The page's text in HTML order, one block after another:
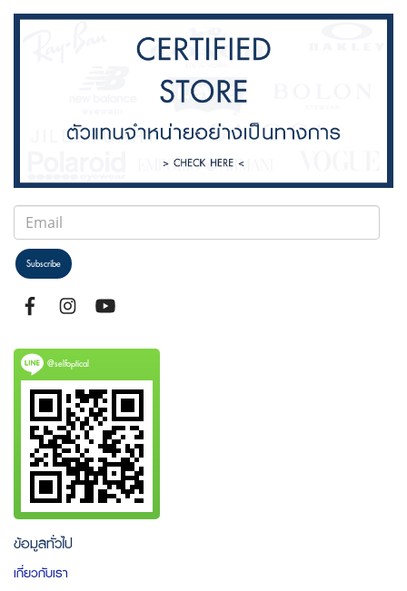
Subscribe
@selfoptical
ข้อมูลทั่วไป
เกี่ยวกับเรา